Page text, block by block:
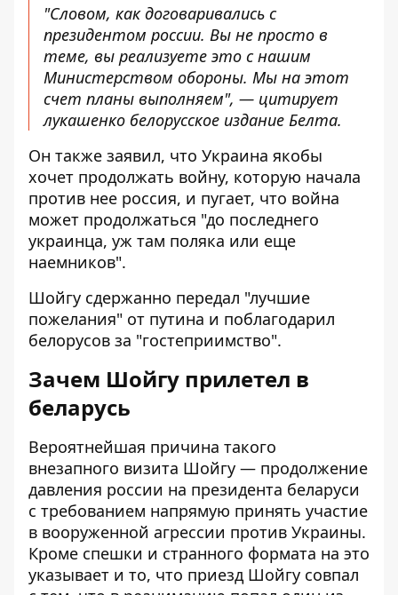
"Словом, как договаривались с
президентом россии. Вы не просто в
теме, вы реализуете это с нашим
Министерством обороны. Мы на этот
счет планы выполняем", — цитирует
лукашенко белорусское издание Белта.
Он также заявил, что Украина якобы
хочет продолжать войну, которую начала
против нее россия, и пугает, что война
может продолжаться "до последнего
украинца, уж там поляка или еще
наемников".
Шойгу сдержанно передал "лучшие
пожелания" от путина и поблагодарил
белорусов за "гостеприимство".
Зачем Шойгу прилетел в
беларусь
Вероятнейшая причина такого
внезапного визита Шойгу — продолжение
давления россии на президента беларуси
с требованием напрямую принять участие
в вооруженной агрессии против Украины.
Кроме спешки и странного формата на это
указывает и то, что приезд Шойгу совпал